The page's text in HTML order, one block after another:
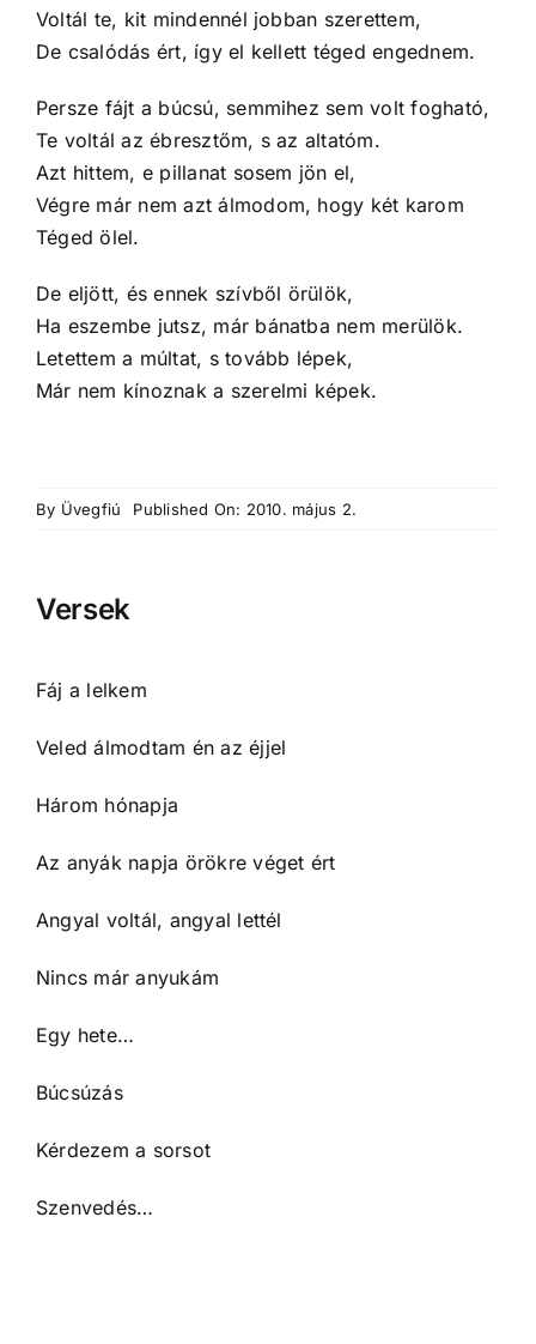
Voltál te, kit mindennél jobban szerettem,
De csalódás ért, így el kellett téged engednem.
Persze fájt a búcsú, semmihez sem volt fogható,
Te voltál az ébresztőm, s az altatóm.
Azt hittem, e pillanat sosem jön el,
Végre már nem azt álmodom, hogy két karom
Téged ölel.
De eljött, és ennek szívből örülök,
Ha eszembe jutsz, már bánatba nem merülök.
Letettem a múltat, s tovább lépek,
Már nem kínoznak a szerelmi képek.
By Üvegfiú Published On: 2010. május 2.
Versek
Fáj a lelkem
Veled álmodtam én az éjjel
Három hónapja
Az anyák napja örökre véget ért
Angyal voltál, angyal lettél
Nincs már anyukám
Egy hete…
Búcsúzás
Kérdezem a sorsot
Szenvedés…